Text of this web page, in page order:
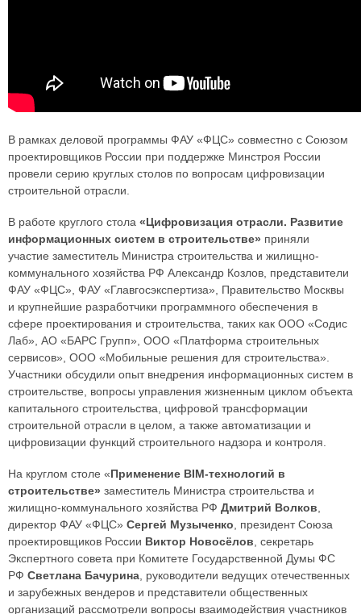
В рамках деловой программы ФАУ «ФЦС» совместно с Союзом
проектировщиков России при поддержке Минстроя России
провели серию круглых столов по вопросам цифровизации
строительной отрасли.
В работе круглого стола «Цифровизация отрасли. Развитие
информационных систем в строительстве» приняли
участие заместитель Министра строительства и жилищно-
коммунального хозяйства РФ Александр Козлов, представители
ФАУ «ФЦС», ФАУ «Главгосэкспертиза», Правительство Москвы
и крупнейшие разработчики программного обеспечения в
сфере проектирования и строительства, таких как ООО «Содис
Лаб», АО «БАРС Групп», ООО «Платформа строительных
сервисов», ООО «Мобильные решения для строительства».
Участники обсудили опыт внедрения информационных систем в
строительстве, вопросы управления жизненным циклом объекта
капитального строительства, цифровой трансформации
строительной отрасли в целом, а также автоматизации и
цифровизации функций строительного надзора и контроля.
На круглом столе «Применение BIM-технологий в
строительстве» заместитель Министра строительства и
жилищно-коммунального хозяйства РФ Дмитрий Волков,
директор ФАУ «ФЦС» Сергей Музыченко, президент Союза
проектировщиков России Виктор Новосёлов, секретарь
Экспертного совета при Комитете Государственной Думы ФС
РФ Светлана Бачурина, руководители ведущих отечественных
и зарубежных вендеров и представители общественных
организаций рассмотрели вопросы взаимодействия участников